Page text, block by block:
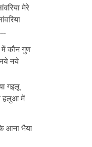
मेरे
कौन गुण
नये
गइलू
हलुआ में
आना भैया